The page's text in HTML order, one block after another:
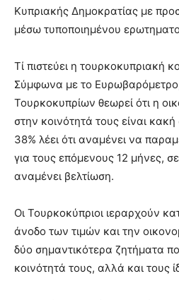
Κυπριακής Δημοκρατίας με
μέσω τυποποιημένου
Τί πιστεύει η τουρκοκυπριακή
Σύμφωνα με το
Τουρκοκυπρίων θεωρεί ότι η
στην κοινότητά τους είναι
38% λέει ότι αναμένει να
για τους επόμενους 12 μήνες,
αναμένει βελτίωση.
Οι Τουρκοκύπριοι ιεραρχούν
άνοδο των τιμών και την
δύο σημαντικότερα ζητήματα
κοινότητά τους, αλλά και τους